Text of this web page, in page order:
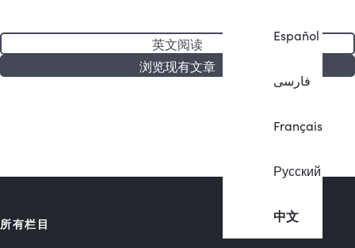
Español
فارسی
Français
Русский
中文
英文阅读
浏览现有文章
所有栏目